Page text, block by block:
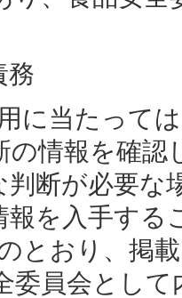
務
に当たって
の情報を確認
判断が必要
報を入手する
とおり、掲
会として